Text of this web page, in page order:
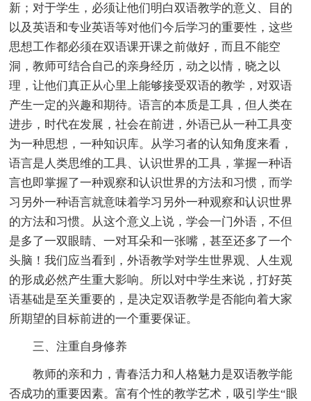
新；对于学生，必须让他们明白双语教学的意义、目的
以及英语和专业英语等对他们今后学习的重要性，这些
思想工作都必须在双语课开课之前做好，而且不能空
洞，教师可结合自己的亲身经历，动之以情，晓之以
理，让他们真正从心里上能够接受双语的教学，对双语
产生一定的兴趣和期待。语言的本质是工具，但人类在
进步，时代在发展，社会在前进，外语已从一种工具变
为一种思想，一种知识库。从学习者的认知角度来看，
语言是人类思维的工具、认识世界的工具，掌握一种语
言也即掌握了一种观察和认识世界的方法和习惯，而学
习另外一种语言就意味着学习另外一种观察和认识世界
的方法和习惯。从这个意义上说，学会一门外语，不但
是多了一双眼睛、一对耳朵和一张嘴，甚至还多了一个
头脑！我们应当看到，外语教学对学生世界观、人生观
的形成必然产生重大影响。所以对中学生来说，打好英
语基础是至关重要的，是决定双语教学是否能向着大家
所期望的目标前进的一个重要保证。
三、注重自身修养
教师的亲和力，青春活力和人格魅力是双语教学能
否成功的重要因素。富有个性的教学艺术，吸引学生“眼